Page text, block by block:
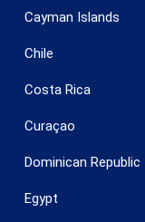
Cayman Islands
Chile
Costa Rica
Curaçao
Dominican Republic
Egypt
Guardar